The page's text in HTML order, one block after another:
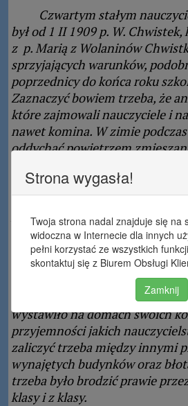
Czwartym stałym
był od 1 II 1909 p. W.
z p. Marią z Wolaninów
sprzyjających warunków,
poprzednicy do końca roku
Zaznaczyć bowiem trzeba, że
które zajmowali nauczyciele i
nawet komina. W zimie
oddychać powietrzem
dziennym przy każdym
takich warunków trudno było
podczas nauki i skupić uwagę
Dodać jeszcze należy, że w
nie było ani jednego domu z
karczmy. Pouczenie
czytelniach i przy każdej
zaledwie do tego, że w kilku
wystawiło na domach swoich
przyjemności jakich
zaliczyć trzeba między innymi
wynajętych budynków oraz
trzeba było brodzić prawie
klasy i z klasy.